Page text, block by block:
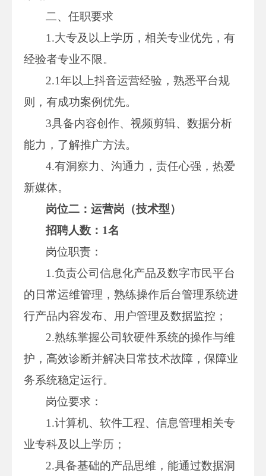
二、任职要求
1.大专及以上学历，相关专业优先，有
经验者专业不限。
2.1年以上抖音运营经验，熟悉平台规
则，有成功案例优先。
3具备内容创作、视频剪辑、数据分析
能力，了解推广方法。
4.有洞察力、沟通力，责任心强，热爱
新媒体。
岗位二：运营岗（技术型）
招聘人数：1名
岗位职责：
1.负责公司信息化产品及数字市民平台
的日常运维管理，熟练操作后台管理系统进
行产品内容发布、用户管理及数据监控；
2.熟练掌握公司软硬件系统的操作与维
护，高效诊断并解决日常技术故障，保障业
务系统稳定运行。
岗位要求：
1.计算机、软件工程、信息管理相关专
业专科及以上学历；
2.具备基础的产品思维，能通过数据洞